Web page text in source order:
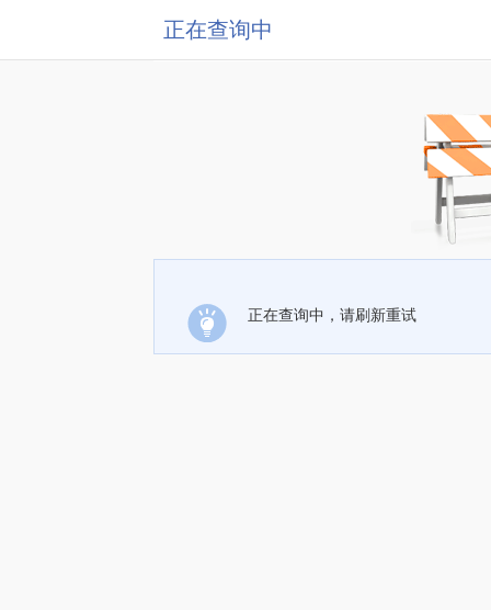
正在查询中
正在查询中，请刷新重试